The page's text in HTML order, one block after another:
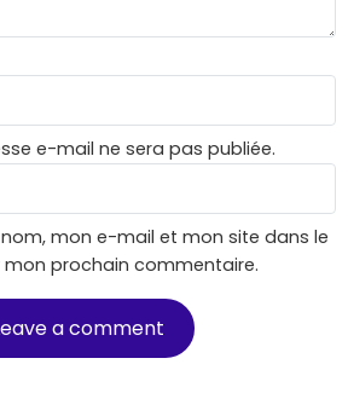
e-mail ne sera pas publiée.
mon e-mail et mon site dans le
prochain commentaire.